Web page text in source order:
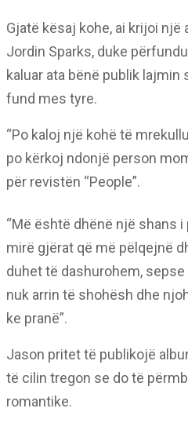
Gjatë kësaj kohe, ai krijoi
Jordin Sparks, duke
kaluar ata bënë publik
fund mes tyre.
“Po kaloj një kohë të
po kërkoj ndonjë person
për revistën “People”.
“Më është dhënë një shans
mirë gjërat që më pëlqejnë
duhet të dashurohem,
nuk arrin të shohësh dhe
ke pranë”.
Jason pritet të publikojë
të cilin tregon se do të
romantike.